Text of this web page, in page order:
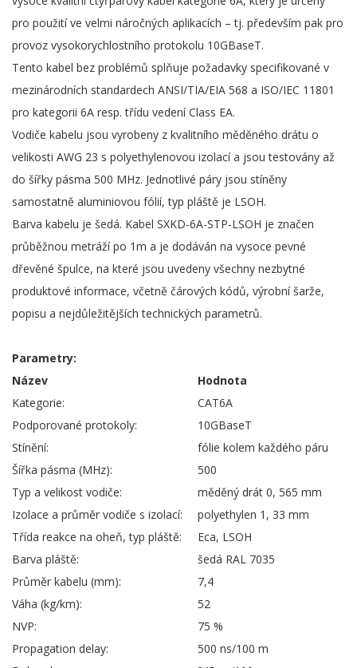
pro použití ve velmi náročných aplikacích – tj. především pak pro
provoz vysokorychlostního protokolu 10GBaseT.
Tento kabel bez problémů splňuje požadavky specifikované v
mezinárodních standardech ANSI/TIA/EIA 568 a ISO/IEC 11801
pro kategorii 6A resp. třídu vedení Class EA.
Vodiče kabelu jsou vyrobeny z kvalitního měděného drátu o
velikosti AWG 23 s polyethylenovou izolací a jsou testovány až
do šířky pásma 500 MHz. Jednotlivé páry jsou stíněny
samostatně aluminiovou fólií, typ pláště je LSOH.
Barva kabelu je šedá. Kabel SXKD-6A-STP-LSOH je značen
průběžnou metráží po 1m a je dodáván na vysoce pevné
dřevěné špulce, na které jsou uvedeny všechny nezbytné
produktové informace, včetně čárových kódů, výrobní šarže,
popisu a nejdůležitějších technických parametrů.
Parametry:
Název
Hodnota
Kategorie:
CAT6A
Podporované protokoly:
10GBaseT
Stínění:
fólie kolem každého páru
Šířka pásma (MHz):
500
Typ a velikost vodiče:
měděný drát 0, 565 mm
Izolace a průměr vodiče s izolací:
polyethylen 1, 33 mm
Třída reakce na oheň, typ pláště:
Eca, LSOH
Barva pláště:
šedá RAL 7035
Průměr kabelu (mm):
7,4
Váha (kg/km):
52
NVP:
75 %
Propagation delay:
500 ns/100 m